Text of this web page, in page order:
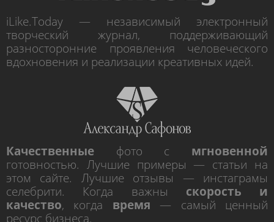
iLike.Today — независимый электронный
творческий журнал, поддерживающий
разносторонние проявления человеческого
вдохновения и реализации креативных идей.
Качественные фото с мгновенной
готовностью. Лучшие примеры — статьи на
этом сайте. Лучшие отзывы — инстаграмы
селебрити. Когда важны скорость и
качество, когда время — самый ценный
ресурс бизнеса.